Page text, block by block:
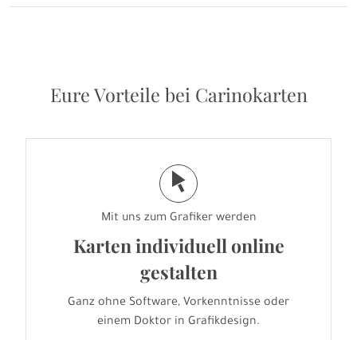
Eure Vorteile bei Carinokarten
j
Mit uns zum Grafiker werden
Karten individuell online
gestalten
Ganz ohne Software, Vorkenntnisse oder
einem Doktor in Grafikdesign.